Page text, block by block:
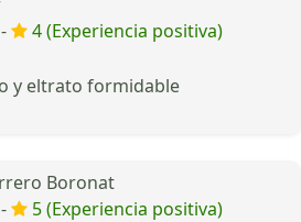
4 (Experiencia positiva)
y eltrato formidable
Boronat
5 (Experiencia positiva)